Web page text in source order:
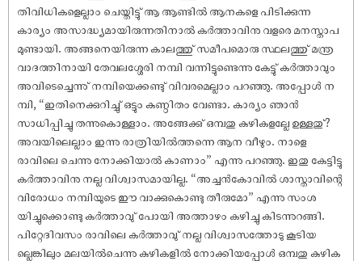
തിവിധികളെല്ലാം ചെയ്തിട്ടു് ആ ആണ്ടിൽ ആനകളെ പിടിക്കുന്ന
കാര്യം അസാദ്ധ്യമായിരുന്നതിനാൽ കർത്താവിനു വളരെ മനസ്താപ
മുണ്ടായി. അങ്ങനെയിരുന്ന കാലത്തു് സമീപമൊരു സ്ഥലത്തു് മന്ത്ര
വാദത്തിനായി തേവലശ്ശേരി നമ്പി വന്നിട്ടുണ്ടെന്നു കേട്ടു് കർത്താവും
അവിടെച്ചെന്നു് നമ്പിയെക്കണ്ടു് വിവരമെല്ലാം പറഞ്ഞു. അപ്പോൾ ന
മ്പി, “ഇതിനെക്കുറിച്ചു് ഒട്ടും കുണ്ഠിതം വേണ്ടാ. കാര്യം ഞാൻ
സാധിപ്പിച്ചു തന്നുകൊള്ളാം. അങ്ങേക്കു് ഒമ്പതു കുഴികളല്ലേ ഉള്ളതു്?
അവയിലെല്ലാം ഇന്നു രാത്രിയിൽത്തന്നെ ആന വീഴും. നാളെ
രാവിലെ ചെന്നു നോക്കിയാൽ കാണാം” എന്നു പറഞ്ഞു. ഇതു കേട്ടിട്ടു
കർത്താവിനു നല്ല വിശ്വാസമായില്ല. “അച്ചൻകോവിൽ ശാസ്താവിന്റെ
വിരോധം നമ്പിയുടെ ഈ വാക്കുകൊണ്ടു തീരുമോ” എന്നു സംശ
യിച്ചുക്കൊണ്ടു കർത്താവു് പോയി അത്താഴം കഴിച്ചു കിടന്നുറങ്ങി.
പിറ്റേദിവസം രാവിലെ കർത്താവു് നല്ല വിശ്വാസത്തോടു കൂടിയ
ല്ലെങ്കിലും മലയിൽചെന്നു കുഴികളിൽ നോക്കിയപ്പോൾ ഒമ്പതു കുഴിക